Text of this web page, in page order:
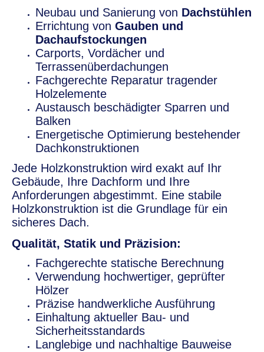
Neubau und Sanierung von Dachstühlen
Errichtung von Gauben und
Dachaufstockungen
Carports, Vordächer und
Terrassenüberdachungen
Fachgerechte Reparatur tragender
Holzelemente
Austausch beschädigter Sparren und
Balken
Energetische Optimierung bestehender
Dachkonstruktionen
Jede Holzkonstruktion wird exakt auf Ihr
Gebäude, Ihre Dachform und Ihre
Anforderungen abgestimmt. Eine stabile
Holzkonstruktion ist die Grundlage für ein
sicheres Dach.
Qualität, Statik und Präzision:
Fachgerechte statische Berechnung
Verwendung hochwertiger, geprüfter
Hölzer
Präzise handwerkliche Ausführung
Einhaltung aktueller Bau- und
Sicherheitsstandards
Langlebige und nachhaltige Bauweise